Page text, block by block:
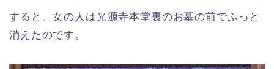
すると、女の人は光源寺本堂裏のお墓の前でふっと
消えたのです。